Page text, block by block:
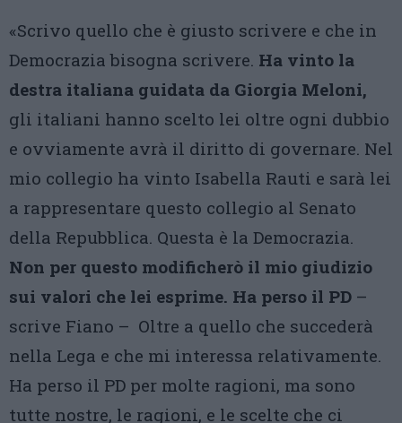
«Scrivo quello che è giusto scrivere e che in
Democrazia bisogna scrivere. Ha vinto la
destra italiana guidata da Giorgia Meloni,
gli italiani hanno scelto lei oltre ogni dubbio
e ovviamente avrà il diritto di governare. Nel
mio collegio ha vinto Isabella Rauti e sarà lei
a rappresentare questo collegio al Senato
della Repubblica. Questa è la Democrazia.
Non per questo modificherò il mio giudizio
sui valori che lei esprime. Ha perso il PD –
scrive Fiano – Oltre a quello che succederà
nella Lega e che mi interessa relativamente.
Ha perso il PD per molte ragioni, ma sono
tutte nostre, le ragioni, e le scelte che ci